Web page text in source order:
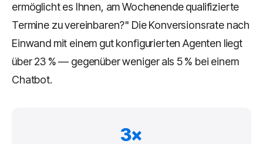
ermöglicht es Ihnen, am Wochenende qualifizierte
Termine zu vereinbaren?" Die Konversionsrate nach
Einwand mit einem gut konfigurierten Agenten liegt
über 23 % — gegenüber weniger als 5 % bei einem
Chatbot.
3×